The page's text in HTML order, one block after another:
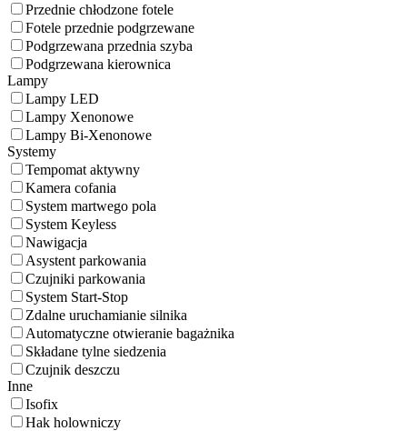
Przednie chłodzone fotele
Fotele przednie podgrzewane
Podgrzewana przednia szyba
Podgrzewana kierownica
Lampy
Lampy LED
Lampy Xenonowe
Lampy Bi-Xenonowe
Systemy
Tempomat aktywny
Kamera cofania
System martwego pola
System Keyless
Nawigacja
Asystent parkowania
Czujniki parkowania
System Start-Stop
Zdalne uruchamianie silnika
Automatyczne otwieranie bagażnika
Składane tylne siedzenia
Czujnik deszczu
Inne
Isofix
Hak holowniczy